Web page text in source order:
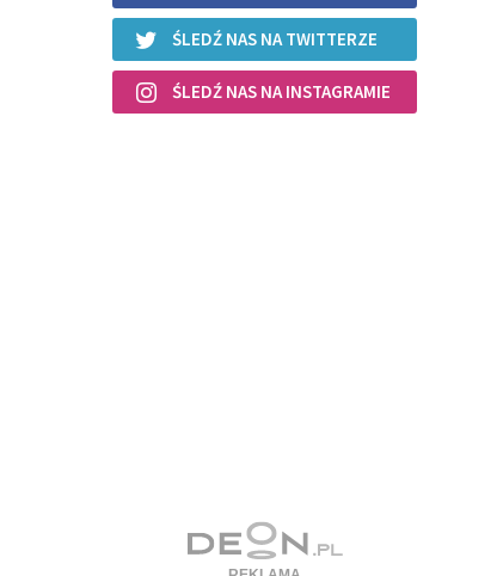
ŚLEDŹ NAS NA TWITTERZE
ŚLEDŹ NAS NA INSTAGRAMIE